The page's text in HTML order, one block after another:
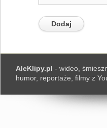
AleKlipy.pl - wideo,
humor, reportaże, filmy z